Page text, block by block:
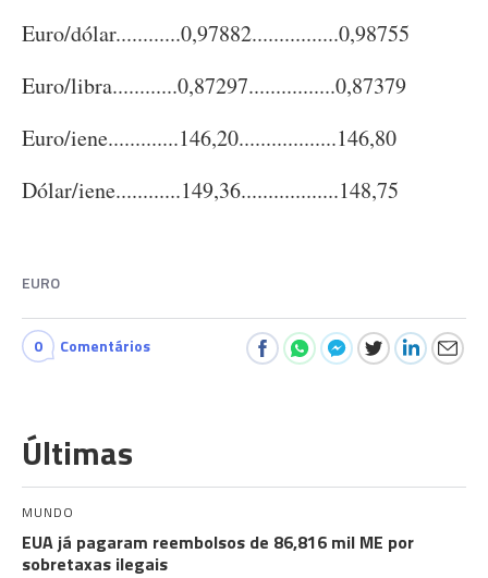
Euro/dólar............0,97882................0,98755
Euro/libra............0,87297................0,87379
Euro/iene.............146,20..................146,80
Dólar/iene............149,36..................148,75
EURO
0 Comentários
Últimas
MUNDO
EUA já pagaram reembolsos de 86,816 mil ME por
sobretaxas ilegais